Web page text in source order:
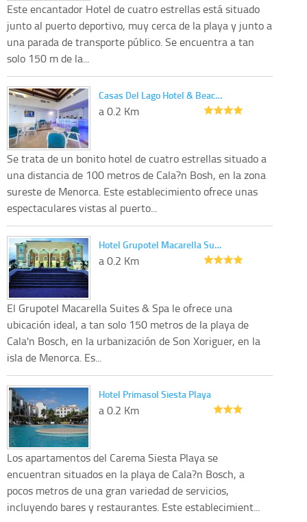
Este encantador Hotel de cuatro estrellas está situado
junto al puerto deportivo, muy cerca de la playa y junto a
una parada de transporte público. Se encuentra a tan
solo 150 m de la...
Casas Del Lago Hotel & Beac…
a 0.2 Km
Se trata de un bonito hotel de cuatro estrellas situado a
una distancia de 100 metros de Cala?n Bosh, en la zona
sureste de Menorca. Este establecimiento ofrece unas
espectaculares vistas al puerto...
Hotel Grupotel Macarella Su…
a 0.2 Km
El Grupotel Macarella Suites & Spa le ofrece una
ubicación ideal, a tan solo 150 metros de la playa de
Cala'n Bosch, en la urbanización de Son Xoriguer, en la
isla de Menorca. Es...
Hotel Primasol Siesta Playa
a 0.2 Km
Los apartamentos del Carema Siesta Playa se
encuentran situados en la playa de Cala?n Bosch, a
pocos metros de una gran variedad de servicios,
incluyendo bares y restaurantes. Este establecimient...